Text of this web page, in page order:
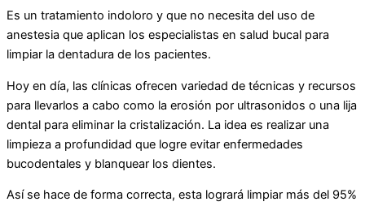
Es un tratamiento indoloro y que no necesita del uso de
anestesia que aplican los especialistas en salud bucal para
limpiar la dentadura de los pacientes.
Hoy en día, las clínicas ofrecen variedad de técnicas y recursos
para llevarlos a cabo como la erosión por ultrasonidos o una lija
dental para eliminar la cristalización. La idea es realizar una
limpieza a profundidad que logre evitar enfermedades
bucodentales y blanquear los dientes.
Así se hace de forma correcta, esta logrará limpiar más del 95%